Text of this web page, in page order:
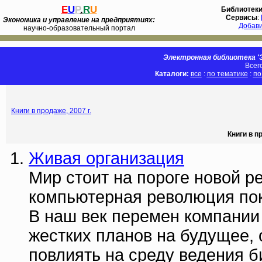
EUP.RU
Экономика и управление на предприятиях:
научно-образовательный портал
Библиотеки
Сервисы:
Электронная библиотека
Каталоги: все : по тематике :
Книги в продаже, 2007 г.
Книги в
Живая организация
Мир стоит на пороге новой
компьютерная революция
В наш век перемен компании
жестких планов на будущее,
повлиять на среду ведения